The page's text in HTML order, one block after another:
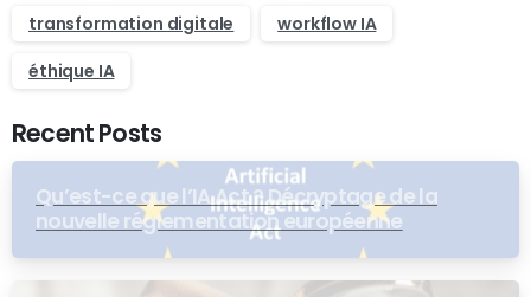
transformation digitale
workflow IA
éthique IA
Recent Posts
Qu’est-ce que l’IA Act ? Décryptage de la
nouvelle réglementation européenne